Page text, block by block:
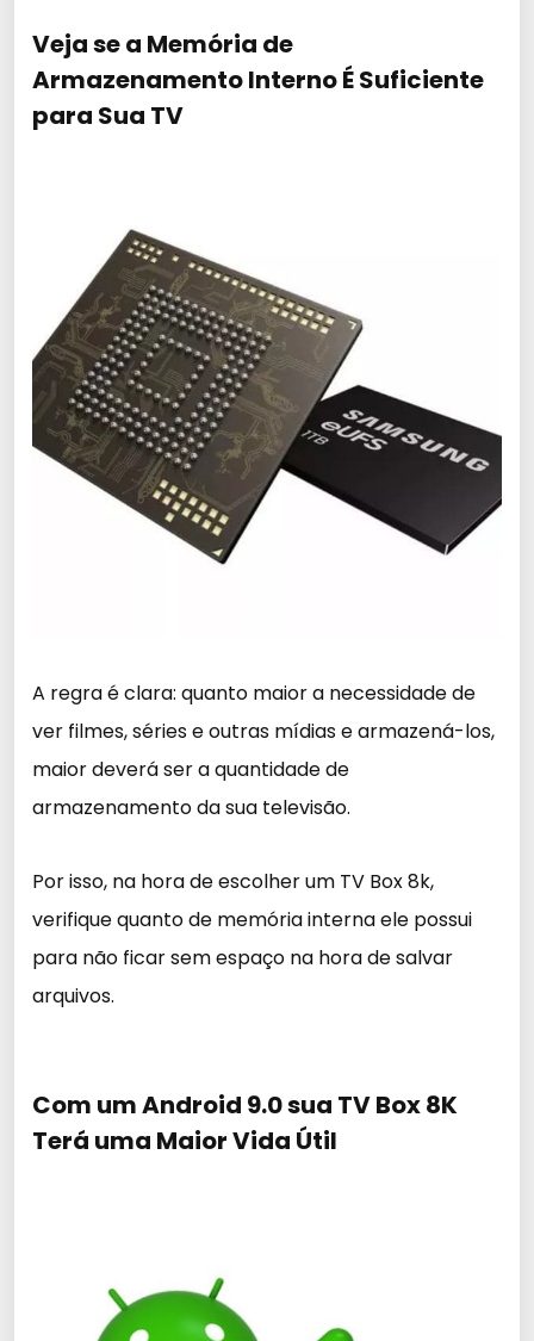
Veja se a Memória de
Armazenamento Interno É Suficiente
para Sua TV
A regra é clara: quanto maior a necessidade de
ver filmes, séries e outras mídias e armazená-los,
maior deverá ser a quantidade de
armazenamento da sua televisão.
Por isso, na hora de escolher um TV Box 8k,
verifique quanto de memória interna ele possui
para não ficar sem espaço na hora de salvar
arquivos.
Com um Android 9.0 sua TV Box 8K
Terá uma Maior Vida Útil